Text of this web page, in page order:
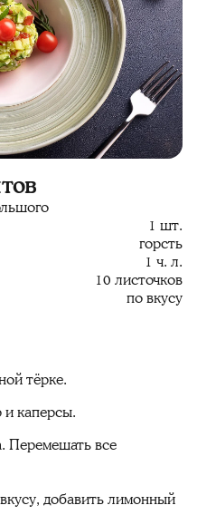
1 шт.
горсть
1 ч. л.
10 листочков
по вкусу
тёрке.
и каперсы.
Перемешать все
добавить лимонный